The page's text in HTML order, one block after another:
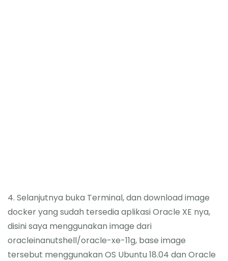
4. Selanjutnya buka Terminal, dan download image
docker yang sudah tersedia aplikasi Oracle XE nya,
disini saya menggunakan image dari
oracleinanutshell/oracle-xe-11g, base image
tersebut menggunakan OS Ubuntu 18.04 dan Oracle